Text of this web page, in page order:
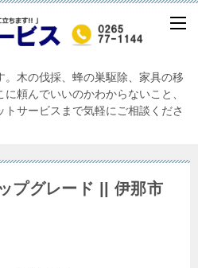
木の伐採、蜂の巣駆除、家具の移
頼んでいいのかわからないこと、
サービスまで気軽にご相談くださ
プグレード || 伊那市